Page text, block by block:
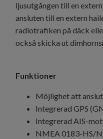
ljusutgången till en
ansluten till en extern
radiotrafiken på däck
också skicka ut
Funktioner
Möjlighet att
Integrerad GPS
Integrerad AIS-
NMEA 0183-HS/